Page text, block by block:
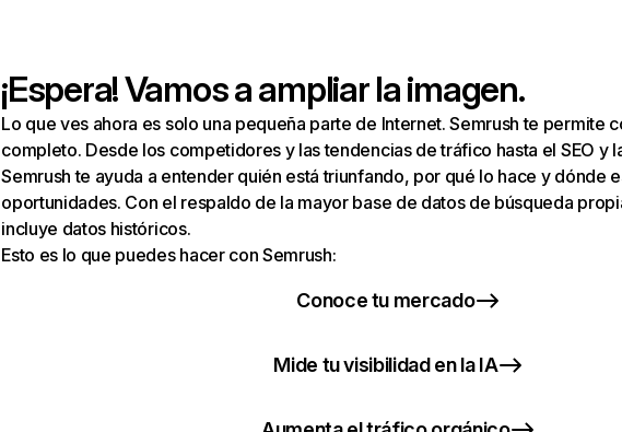
¡Espera! Vamos a ampliar la imagen.
Lo que ves ahora es solo una pequeña parte de Internet. Semrush te permite
completo. Desde los competidores y las tendencias de tráfico hasta el SEO y
Semrush te ayuda a entender quién está triunfando, por qué lo hace y dónde
oportunidades. Con el respaldo de la mayor base de datos de búsqueda
incluye datos históricos.
Esto es lo que puedes hacer con Semrush:
Conoce tu mercado
Mide tu visibilidad en la IA